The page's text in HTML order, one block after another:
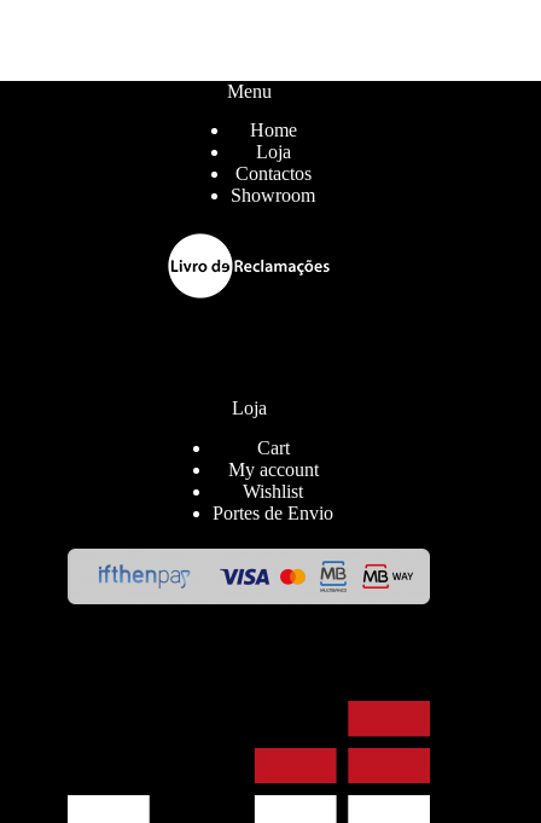
Menu
Home
Loja
Contactos
Showroom
Loja
Cart
My account
Wishlist
Portes de Envio